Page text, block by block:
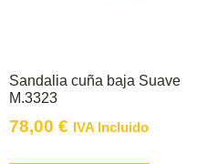
Sandalia cuña baja Suave
M.3323
78,00 € IVA Incluido